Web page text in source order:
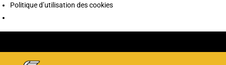
Politique d’utilisation des cookies